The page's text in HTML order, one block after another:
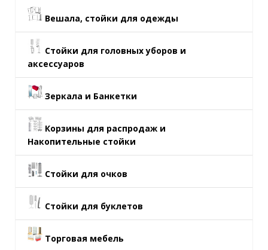
Вешала, стойки для одежды
Стойки для головных уборов и
аксессуаров
Зеркала и Банкетки
Корзины для распродаж и
Накопительные стойки
Стойки для очков
Стойки для буклетов
Торговая мебель